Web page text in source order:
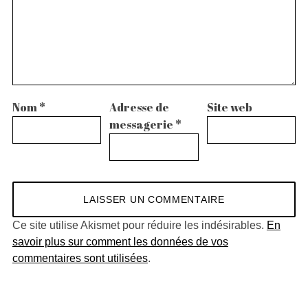
Nom*
Adresse de
messagerie *
Site web
Ce site utilise Akismet pour réduire les indésirables. En
savoir plus sur comment les données de vos
commentaires sont utilisées.